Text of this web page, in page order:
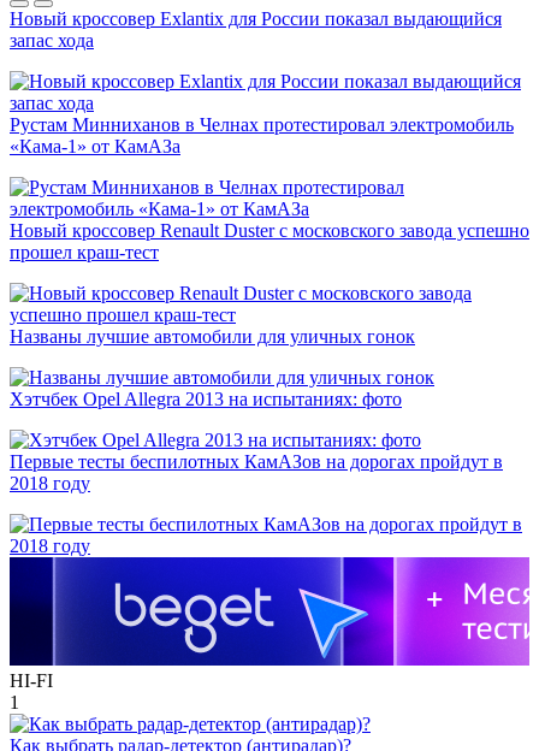
Новый кроссовер Exlantix для России показал выдающийся
запас хода
Рустам Минниханов в Челнах протестировал электромобиль
«Кама-1» от КамАЗа
Новый кроссовер Renault Duster с московского завода успешно
прошел краш-тест
Названы лучшие автомобили для уличных гонок
Хэтчбек Opel Allegra 2013 на испытаниях: фото
Первые тесты беспилотных КамАЗов на дорогах пройдут в
2018 году
HI-FI
1
Как выбрать радар-детектор (антирадар)?